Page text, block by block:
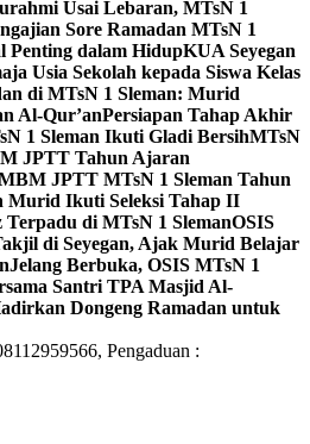
Usai Lebaran, MTsN 1
Sore Ramadan MTsN 1
Penting dalam HidupKUA Seyegan
Usia Sekolah kepada Siswa Kelas
di MTsN 1 Sleman: Murid
Al-Qur’anPersiapan Tahap Akhir
1 Sleman Ikuti Gladi BersihMTsN
JPTT Tahun Ajaran
JPTT MTsN 1 Sleman Tahun
Murid Ikuti Seleksi Tahap II
di MTsN 1 SlemanOSIS
di Seyegan, Ajak Murid Belajar
Jelang Berbuka, OSIS MTsN 1
Santri TPA Masjid Al-
Dongeng Ramadan untuk
Pengaduan :